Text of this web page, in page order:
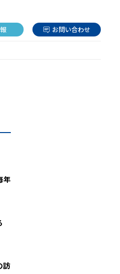
お問い合わせ
年
訪